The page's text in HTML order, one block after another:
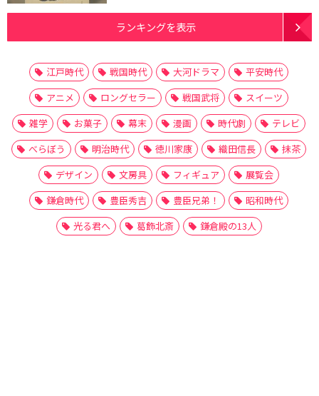
ランキングを表示
江戸時代 戦国時代 大河ドラマ
平安時代
アニメ
ロングセラー 戦国武将
スイーツ
雑学
お菓子 幕末 漫画 時代劇
テレビ
べらぼう
明治時代 徳川家康 織田信長
抹茶
デザイン
文房具 フィギュア
展覧会
鎌倉時代
豊臣秀吉 豊臣兄弟！
昭和時代
光る君へ
葛飾北斎 鎌倉殿の13人